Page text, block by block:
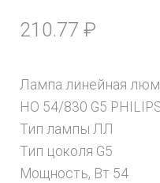
210.77 ₽
Лампа линейная
HO 54/830 G5
Тип лампы ЛЛ
Тип цоколя G5
Мощность, Вт 54